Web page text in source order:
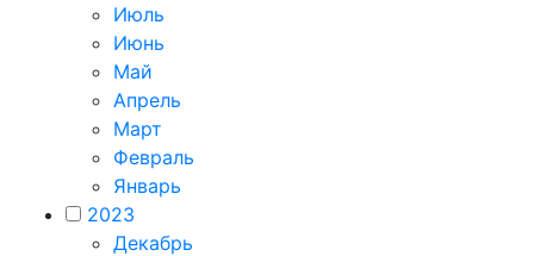
Июль
Июнь
Май
Апрель
Март
Февраль
Январь
2023
Декабрь